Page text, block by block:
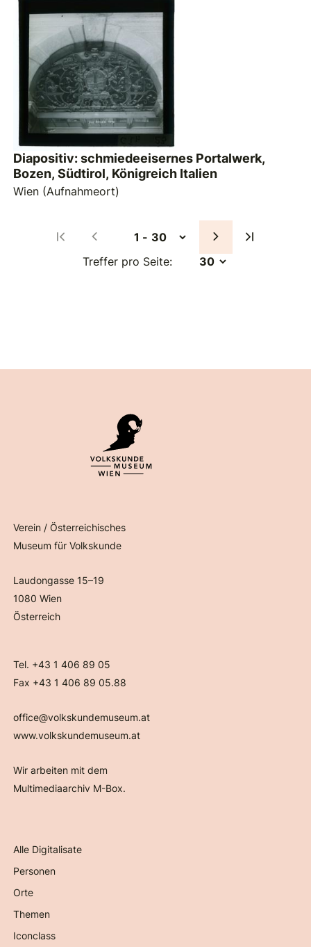
Diapositiv: schmiedeeisernes Portalwerk,
Bozen, Südtirol, Königreich Italien
Wien (Aufnahmeort)
Treffer pro Seite:
Verein / Österreichisches
Museum für Volkskunde
Laudongasse 15–19
1080 Wien
Österreich
Tel. +43 1 406 89 05
Fax +43 1 406 89 05.88
office@volkskundemuseum.at
www.volkskundemuseum.at
Wir arbeiten mit dem
Multimediaarchiv M-Box.
Alle Digitalisate
Personen
Orte
Themen
Iconclass